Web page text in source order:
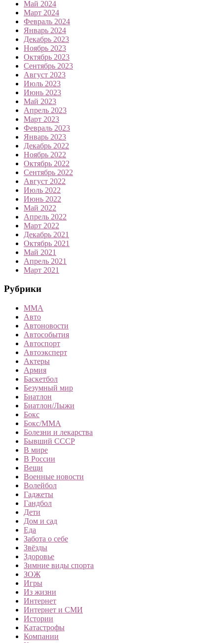
Май 2024
Март 2024
Февраль 2024
Январь 2024
Декабрь 2023
Ноябрь 2023
Октябрь 2023
Сентябрь 2023
Август 2023
Июль 2023
Июнь 2023
Май 2023
Апрель 2023
Март 2023
Февраль 2023
Январь 2023
Декабрь 2022
Ноябрь 2022
Октябрь 2022
Сентябрь 2022
Август 2022
Июль 2022
Июнь 2022
Май 2022
Апрель 2022
Март 2022
Декабрь 2021
Октябрь 2021
Май 2021
Апрель 2021
Март 2021
Рубрики
MMA
Авто
Автоновости
Автособытия
Автоспорт
Автоэксперт
Актеры
Армия
Баскетбол
Безумный мир
Биатлон
Биатлон/Лыжи
Бокс
Бокс/MMA
Болезни и лекарства
Бывший СССР
В мире
В России
Вещи
Военные новости
Волейбол
Гаджеты
Гандбол
Дети
Дом и сад
Еда
Забота о себе
Звёзды
Здоровье
Зимние виды спорта
ЗОЖ
Игры
Из жизни
Интернет
Интернет и СМИ
Истории
Катастрофы
Компании